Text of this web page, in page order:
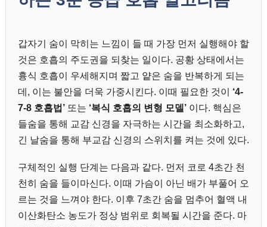
갑자기 숨이 막히는 느낌이 들 때 가장 먼저 실행해야 할
것은 호흡의 주도권을 되찾는 일이다. 공황 상태에서는
흉식 호흡이 우세해지며 짧고 얕은 숨을 반복하게 되는
데, 이는 불안을 더욱 가중시킨다. 이때 필요한 것이 ‘4-
7-8 호흡법’ 또는 ‘복식 호흡의 변형 모델’ 이다. 핵심은
들숨을 통해 교감 신경을 자극하는 시간을 최소화하고,
긴 날숨을 통해 부교감 신경의 스위치를 켜는 것에 있다.
구체적인 실행 단계는 다음과 같다. 먼저 코로 4초간 천
천히 숨을 들이마신다. 이때 가슴이 아닌 배가 부풀어 오
르는 것을 느껴야 한다. 이후 7초간 숨을 멈추어 혈액 내
이산화탄소 농도가 정상 범위로 회복될 시간을 준다. 마